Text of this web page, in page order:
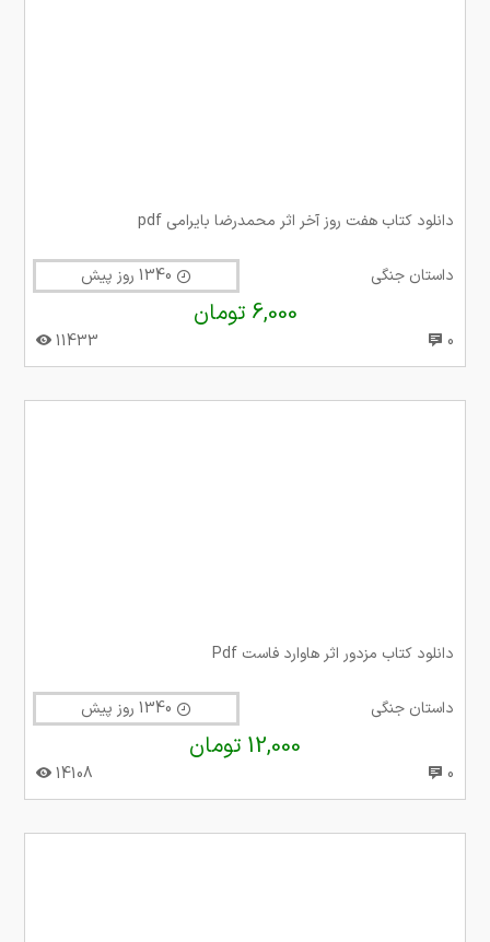
دانلود کتاب هفت روز آخر اثر محمدرضا بایرامی pdf
داستان جنگی
6,000 تومان
0
11433
دانلود کتاب مزدور اثر هاوارد فاست Pdf
داستان جنگی
12,000 تومان
0
14108